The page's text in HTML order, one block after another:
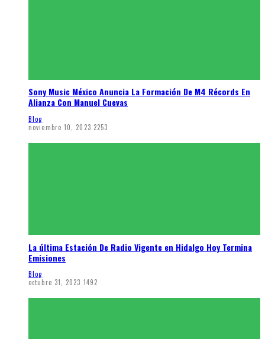
Sony Music México Anuncia La Formación De M4 Récords En
Alianza Con Manuel Cuevas
Blog
noviembre 10, 2023 2253
La última Estación De Radio Vigente en Hidalgo Hoy Termina
Emisiones
Blog
octubre 31, 2023 1492